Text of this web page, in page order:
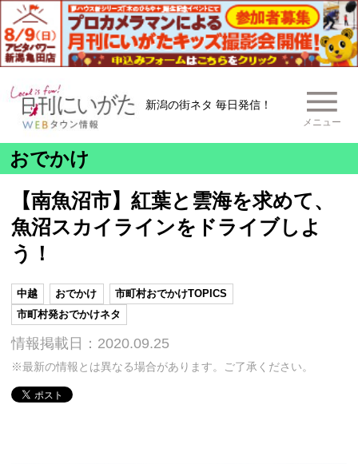
新潟の街ネタ 毎日発信！
メニュー
おでかけ
【南魚沼市】紅葉と雲海を求めて、
魚沼スカイラインをドライブしよ
う！
中越 おでかけ
市町村おでかけTOPICS
市町村発おでかけネタ
情報掲載日：2020.09.25
※最新の情報とは異なる場合があります。ご了承ください。